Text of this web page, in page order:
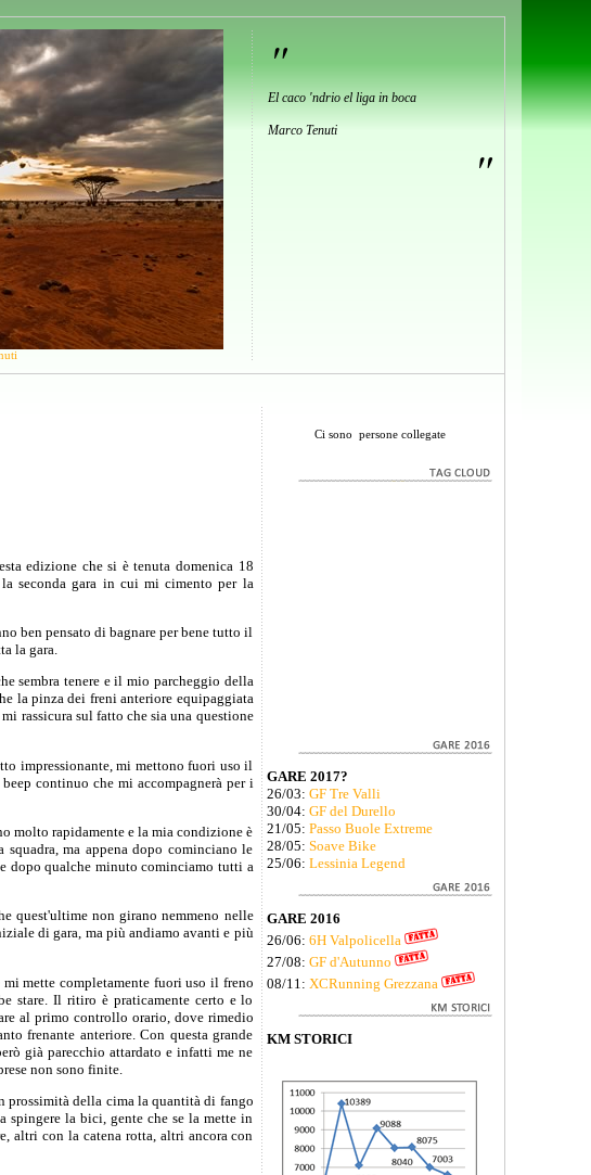
"
El caco 'ndrio el liga in boca
Marco Tenuti
"
edizione che si è tenuta domenica 18
la seconda gara in cui mi cimento per la
ben pensato di bagnare per bene tutto il
la gara.
sembra tenere e il mio parcheggio della
la pinza dei freni anteriore equipaggiata
rassicura sul fatto che sia una questione
impressionante, mi mettono fuori uso il
continuo che mi accompagnerà per i
molto rapidamente e la mia condizione è
ma appena dopo cominciano le
dopo qualche minuto cominciamo tutti a
quest'ultime non girano nemmeno nelle
di gara, ma più andiamo avanti e più
mette completamente fuori uso il freno
stare. Il ritiro è praticamente certo e lo
al primo controllo orario, dove rimedio
frenante anteriore. Con questa grande
già parecchio attardato e infatti me ne
non sono finite.
prossimità della cima la quantità di fango
spingere la bici, gente che se la mette in
altri con la catena rotta, altri ancora con
Ci sono persone collegate
GARE 2017?
26/03: GF Tre Valli
30/04: GF del Durello
21/05: Passo Buole Extreme
28/05: Soave Bike
25/06: Lessinia Legend
GARE 2016
26/06: 6H Valpolicella
27/08: GF d'Autunno
08/11: XCRunning Grezzana
KM STORICI